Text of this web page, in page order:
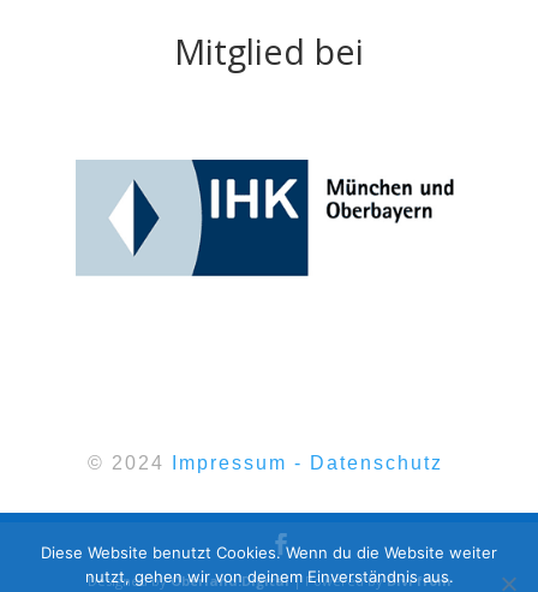
Mitglied bei
© 2024 Impressum - Datenschutz
Designed byOberland.Digital| Powered byDivi from
Diese Website benutzt Cookies. Wenn du die Website weiter
nutzt, gehen wir von deinem Einverständnis aus.